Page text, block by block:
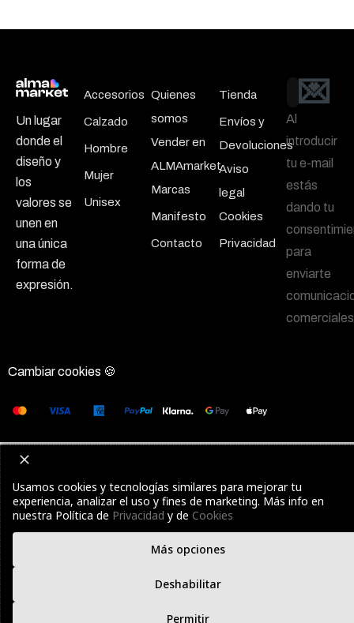
Un lugar
donde el
diseño y
los
valores se
unen en
una única
forma de
expresión.
Accesorios
Calzado
Hombre
Mujer
Unisex
Quienes
somos
Vender en
ALMAmarket
Marcas
Manifesto
Contacto
Tienda
Envíos y
Devoluciones
Aviso
legal
Cookies
Privacidad
Email
💌
Al
introducir
tu e-mail
estás
dando tu
para
enviarte
Cambiar cookies 🍪
Usamos cookies y tecnologías similares para mejorar tu
experiencia, analizar el uso y fines de marketing. Más info en
nuestra Política de Privacidad y de Cookies
Más opciones
Deshabilitar
Permitir